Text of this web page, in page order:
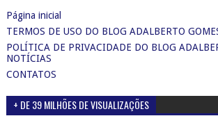
Página inicial
TERMOS DE USO DO BLOG ADALBERTO
POLÍTICA DE PRIVACIDADE DO BLOG
NOTÍCIAS
CONTATOS
+ DE 39 MILHÕES DE VISUALIZAÇÕES